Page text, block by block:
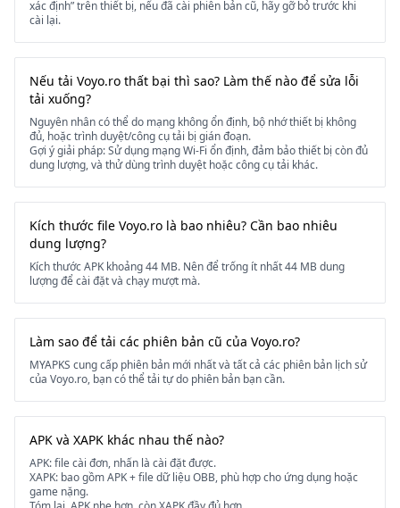
xác định” trên thiết bị, nếu đã cài phiên bản cũ, hãy gỡ bỏ trước khi
cài lại.
Nếu tải Voyo.ro thất bại thì sao? Làm thế nào để sửa lỗi
tải xuống?
Nguyên nhân có thể do mạng không ổn định, bộ nhớ thiết bị không
đủ, hoặc trình duyệt/công cụ tải bị gián đoạn.
Gợi ý giải pháp: Sử dụng mạng Wi-Fi ổn định, đảm bảo thiết bị còn đủ
dung lượng, và thử dùng trình duyệt hoặc công cụ tải khác.
Kích thước file Voyo.ro là bao nhiêu? Cần bao nhiêu
dung lượng?
Kích thước APK khoảng 44 MB. Nên để trống ít nhất 44 MB dung
lượng để cài đặt và chạy mượt mà.
Làm sao để tải các phiên bản cũ của Voyo.ro?
MYAPKS cung cấp phiên bản mới nhất và tất cả các phiên bản lịch sử
của Voyo.ro, bạn có thể tải tự do phiên bản bạn cần.
APK và XAPK khác nhau thế nào?
APK: file cài đơn, nhấn là cài đặt được.
XAPK: bao gồm APK + file dữ liệu OBB, phù hợp cho ứng dụng hoặc
game nặng.